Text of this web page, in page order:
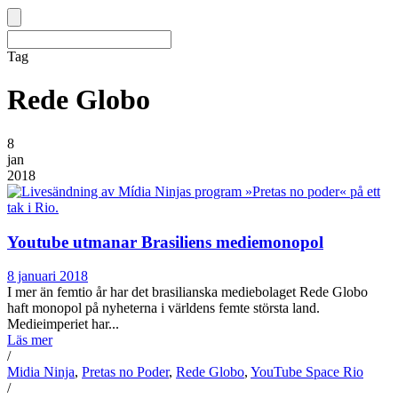
Tag
Rede Globo
8
jan
2018
Youtube utmanar Brasiliens mediemonopol
8 januari 2018
I mer än femtio år har det brasilianska mediebolaget Rede Globo
haft monopol på nyheterna i världens femte största land.
Medieimperiet har...
Läs mer
/
Midia Ninja, Pretas no Poder, Rede Globo, YouTube Space Rio
/